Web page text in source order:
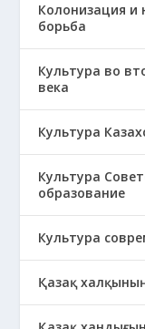
Колонизация и
борьба
Культура во
века
Культура
Культура
образование
Культура
Қазақ